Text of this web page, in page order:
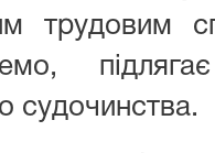
трудовим
судочинства.